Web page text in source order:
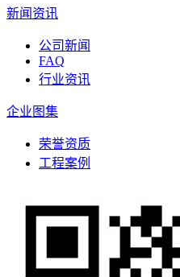
新闻资讯
公司新闻
FAQ
行业资讯
企业图集
荣誉资质
工程案例